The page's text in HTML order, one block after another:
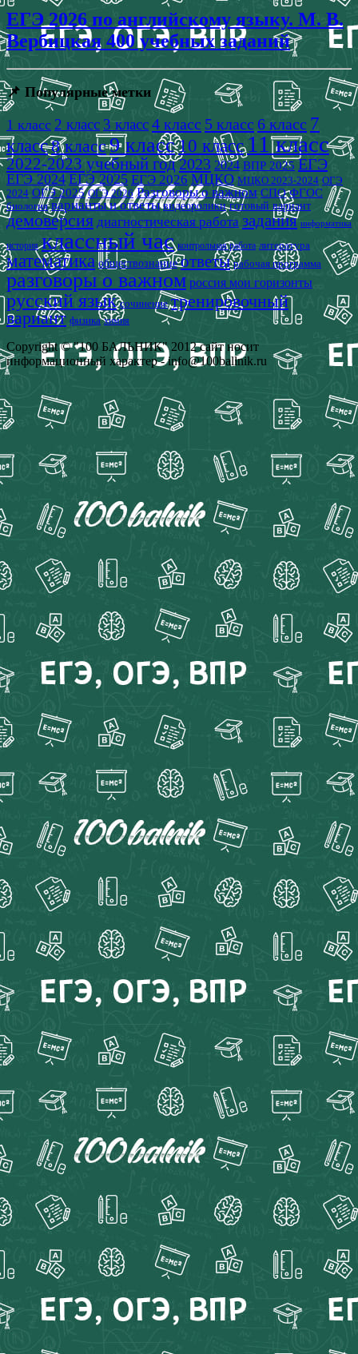
ЕГЭ 2026 по английскому языку. М. В.
Вербицкая 400 учебных заданий
📌 Популярные метки
1 класс 2 класс 3 класс4 класс 5 класс 6 класс 7
класс8 класс9 класс10 класс11 класс
2022-2023 учебный год2023 2024 ВПР 2025 ЕГЭ
ЕГЭ 2024 ЕГЭ 2025 ЕГЭ 2026 МЦКО МЦКО 2023-2024 ОГЭ
2024 ОГЭ 2025 ОГЭ 2026 Разговоры о важном СПО ФГОС
биология варианты и ответы видеоролики готовый вариант
демоверсия диагностическая работа задания информатика
история классный час контрольная работа литература
математика обществознание ответы рабочая программа
разговоры о важном россия мои горизонты
русский язык сочинение тренировочный
вариант физика химия
Copyright © "100 БАЛЬНИК" 2012 сайт носит
информационный характер - info@100ballnik.ru